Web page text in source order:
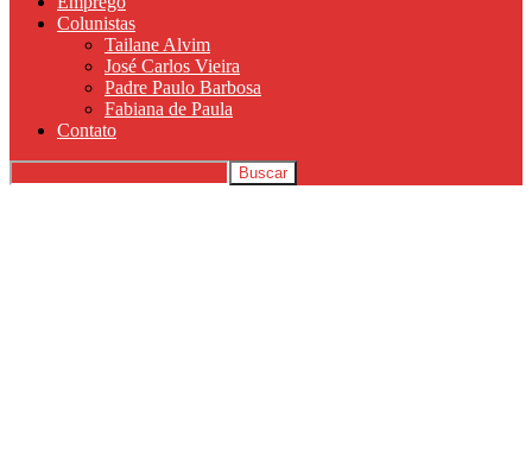
Colunistas
Tailane Alvim
José Carlos Vieira
Padre Paulo Barbosa
Fabiana de Paula
Contato